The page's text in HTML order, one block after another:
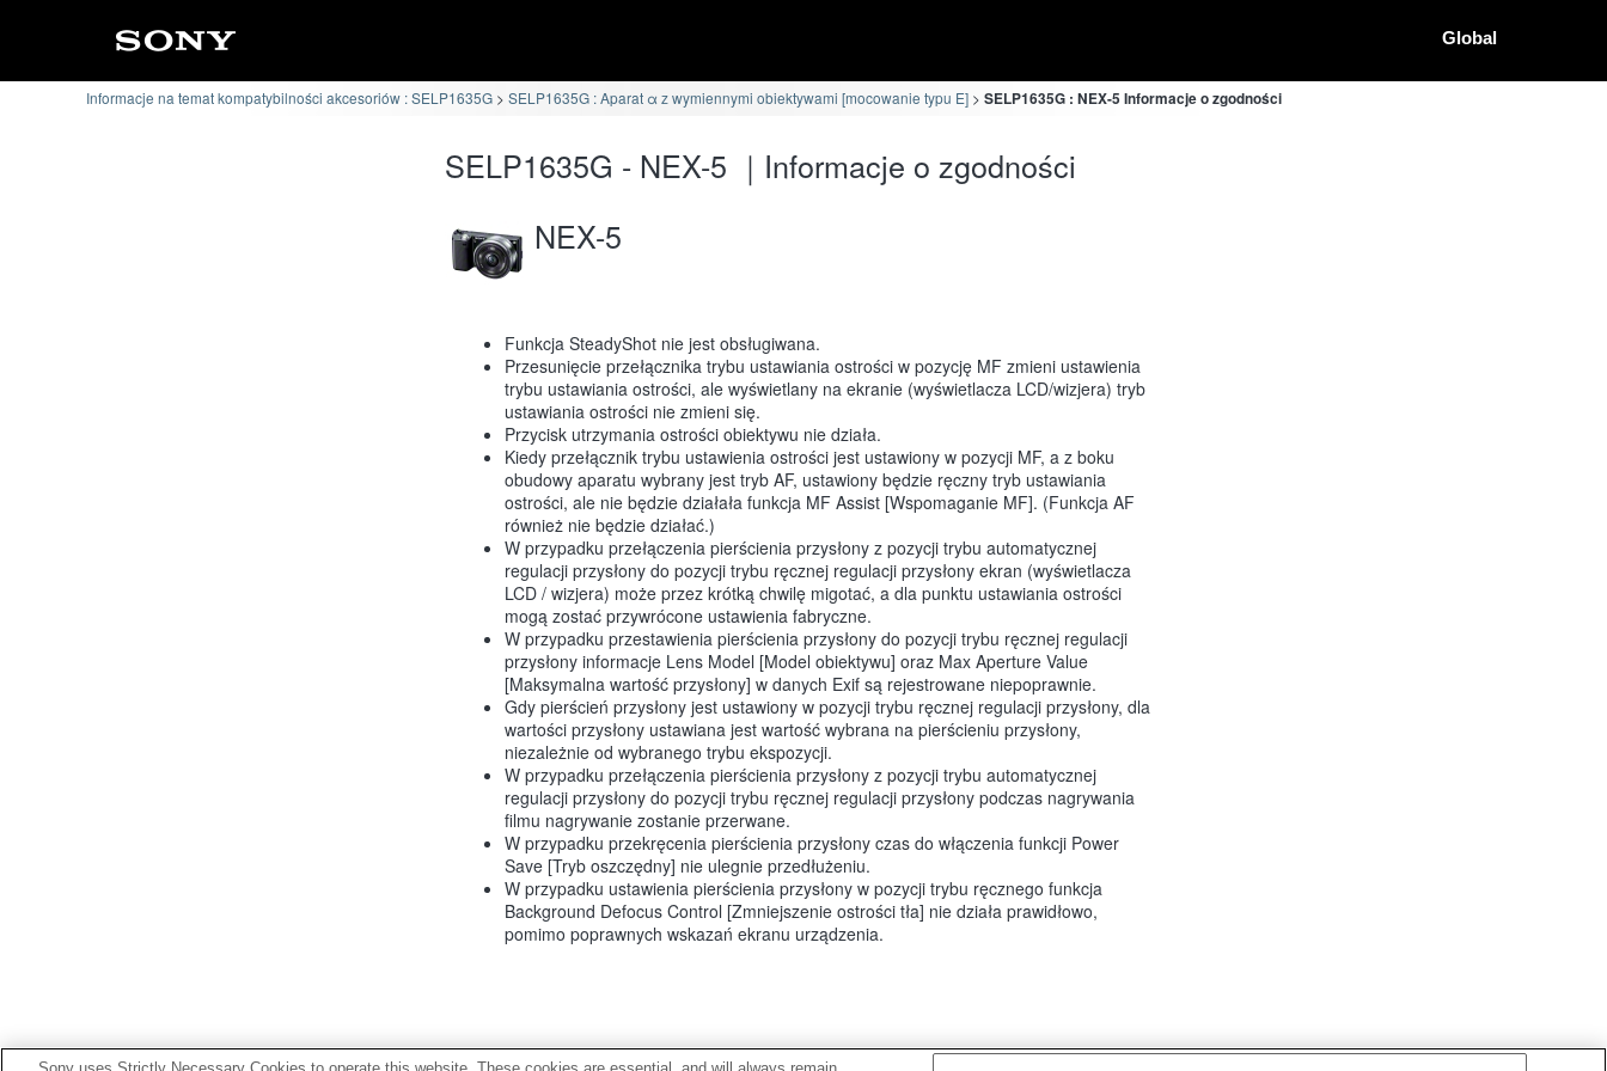
Global
Informacje na temat kompatybilności akcesoriów : SELP1635G SELP1635G : Aparat α z wymiennymi obiektywami [mocowanie typu E] SELP1635G : NEX-5 Informacje o zgodności
SELP1635G - NEX-5 ｜Informacje o zgodności
NEX-5
Funkcja SteadyShot nie jest obsługiwana.
Przesunięcie przełącznika trybu ustawiania ostrości w pozycję MF zmieni ustawienia
trybu ustawiania ostrości, ale wyświetlany na ekranie (wyświetlacza LCD/wizjera) tryb
ustawiania ostrości nie zmieni się.
Przycisk utrzymania ostrości obiektywu nie działa.
Kiedy przełącznik trybu ustawienia ostrości jest ustawiony w pozycji MF, a z boku
obudowy aparatu wybrany jest tryb AF, ustawiony będzie ręczny tryb ustawiania
ostrości, ale nie będzie działała funkcja MF Assist [Wspomaganie MF]. (Funkcja AF
również nie będzie działać.)
W przypadku przełączenia pierścienia przysłony z pozycji trybu automatycznej
regulacji przysłony do pozycji trybu ręcznej regulacji przysłony ekran (wyświetlacza
LCD / wizjera) może przez krótką chwilę migotać, a dla punktu ustawiania ostrości
mogą zostać przywrócone ustawienia fabryczne.
W przypadku przestawienia pierścienia przysłony do pozycji trybu ręcznej regulacji
przysłony informacje Lens Model [Model obiektywu] oraz Max Aperture Value
[Maksymalna wartość przysłony] w danych Exif są rejestrowane niepoprawnie.
Gdy pierścień przysłony jest ustawiony w pozycji trybu ręcznej regulacji przysłony, dla
wartości przysłony ustawiana jest wartość wybrana na pierścieniu przysłony,
niezależnie od wybranego trybu ekspozycji.
W przypadku przełączenia pierścienia przysłony z pozycji trybu automatycznej
regulacji przysłony do pozycji trybu ręcznej regulacji przysłony podczas nagrywania
filmu nagrywanie zostanie przerwane.
W przypadku przekręcenia pierścienia przysłony czas do włączenia funkcji Power
Save [Tryb oszczędny] nie ulegnie przedłużeniu.
W przypadku ustawienia pierścienia przysłony w pozycji trybu ręcznego funkcja
Background Defocus Control [Zmniejszenie ostrości tła] nie działa prawidłowo,
pomimo poprawnych wskazań ekranu urządzenia.